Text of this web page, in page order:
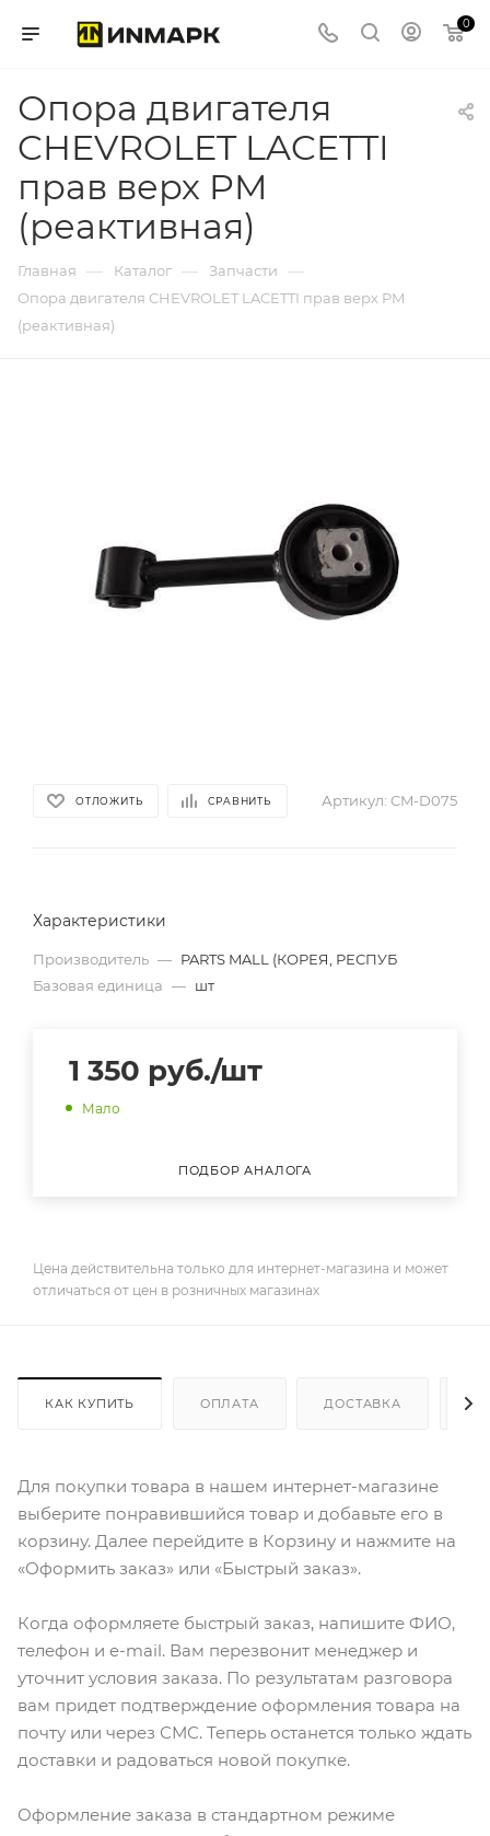
0
Опора двигателя
CHEVROLET LACETTI
прав верх PM
(реактивная)
Главная — Каталог — Запчасти —
Опора двигателя CHEVROLET LACETTI прав верх PM
(реактивная)
ОТЛОЖИТЬ СРАВНИТЬ Артикул: CM-D075
Характеристики
Производитель — PARTS MALL (КОРЕЯ, РЕСПУБ
Базовая единица — шт
1 350 руб./шт
Мало
ПОДБОР АНАЛОГА
Цена действительна только для интернет-магазина и может
отличаться от цен в розничных магазинах
КАК КУПИТЬ ОПЛАТА ДОСТАВКА
Для покупки товара в нашем интернет-магазине
выберите понравившийся товар и добавьте его в
корзину. Далее перейдите в Корзину и нажмите на
«Оформить заказ» или «Быстрый заказ».
Когда оформляете быстрый заказ, напишите ФИО,
телефон и e-mail. Вам перезвонит менеджер и
уточнит условия заказа. По результатам разговора
вам придет подтверждение оформления товара на
почту или через СМС. Теперь останется только ждать
доставки и радоваться новой покупке.
Оформление заказа в стандартном режиме